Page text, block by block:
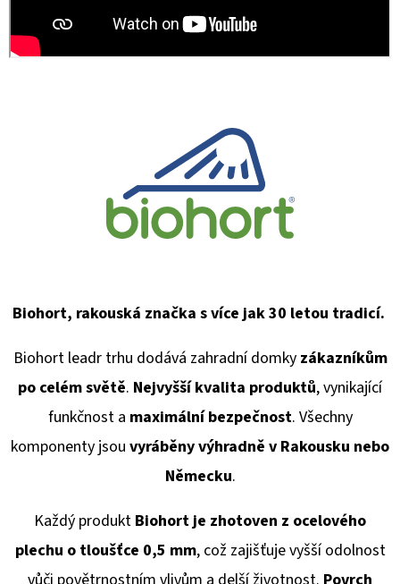
Biohort, rakouská značka s více jak 30 letou tradicí.
Biohort leadr trhu dodává zahradní domky zákazníkům
po celém světě. Nejvyšší kvalita produktů, vynikající
funkčnost a maximální bezpečnost. Všechny
komponenty jsou vyráběny výhradně v Rakousku nebo
Německu.
Každý produkt Biohort je zhotoven z ocelového
plechu o tloušťce 0,5 mm, což zajišťuje vyšší odolnost